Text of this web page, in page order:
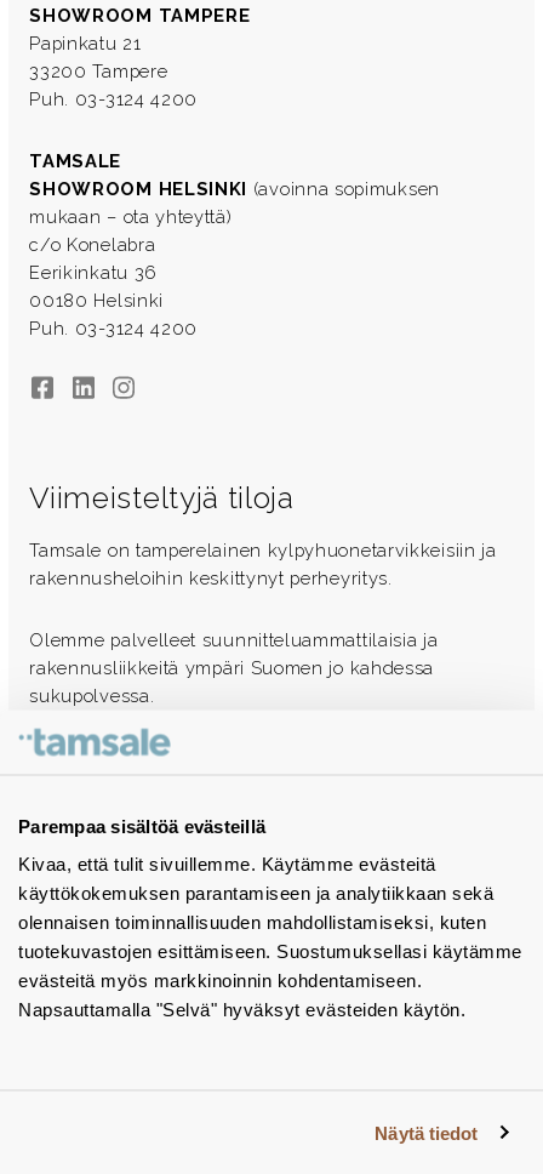
Parempaa sisältöä evästeillä
Kivaa, että tulit sivuillemme. Käytämme evästeitä
käyttökokemuksen parantamiseen ja analytiikkaan sekä
olennaisen toiminnallisuuden mahdollistamiseksi, kuten
tuotekuvastojen esittämiseen. Suostumuksellasi käytämme
evästeitä myös markkinoinnin kohdentamiseen.
Napsauttamalla "Selvä" hyväksyt evästeiden käytön.
Näytä tiedot
SHOWROOM TAMPERE
Papinkatu 21
33200 Tampere
Puh. 03-3124 4200
TAMSALE
SHOWROOM HELSINKI (avoinna sopimuksen
mukaan – ota yhteyttä)
c/o Konelabra
Eerikinkatu 36
00180 Helsinki
Puh. 03-3124 4200
FacebookLinkedInInstagram
Viimeisteltyjä tiloja
Tamsale on tamperelainen kylpyhuonetarvikkeisiin ja
rakennusheloihin keskittynyt perheyritys.
Olemme palvelleet suunnitteluammattilaisia ja
rakennusliikkeitä ympäri Suomen jo kahdessa
sukupolvessa.
Ota yhteyttä - autamme mielellämme
Tuotekuvastot
Instagram
BIM-objektit
Yhteystiedot
Tiedotteet